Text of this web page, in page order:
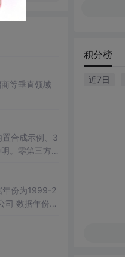
等垂直领域
合成示例、3
。零第三方
年份为1999-2
下 应付职工
积分榜
近7日